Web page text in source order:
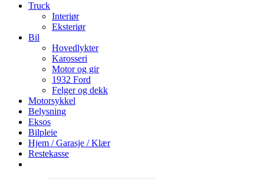
Truck
Interiør
Eksteriør
Bil
Hovedlykter
Karosseri
Motor og gir
1932 Ford
Felger og dekk
Motorsykkel
Belysning
Eksos
Bilpleie
Hjem / Garasje / Klær
Restekasse